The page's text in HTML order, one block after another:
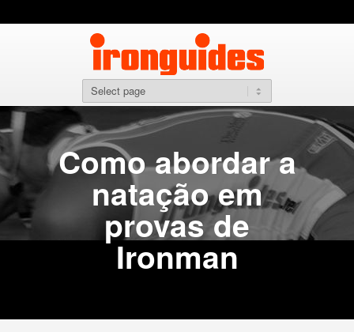
Como abordar a
natação em
provas de
Ironman